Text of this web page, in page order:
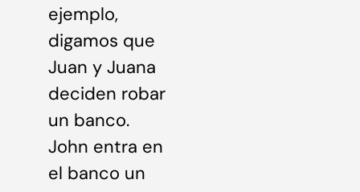
ejemplo,
digamos que
Juan y Juana
deciden robar
un banco.
John entra en
el banco un